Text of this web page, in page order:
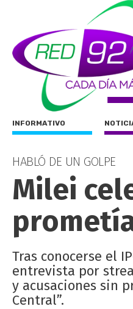
INFORMATIVO
HABLÓ DE UN GOLPE
Milei
Tras conocerse el
entrevista por
y acusaciones sin
Central”.